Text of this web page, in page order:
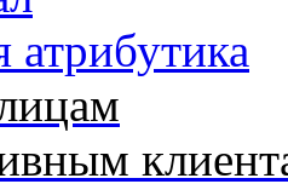
атрибутика